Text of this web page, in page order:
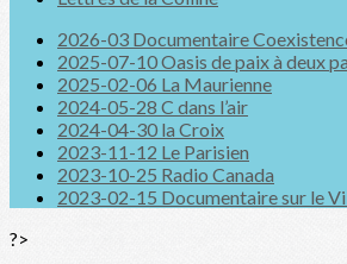
2026-03 Documentaire
2025-07-10 Oasis de paix à deux
2025-02-06 La Maurienne
2024-05-28 C dans l’air
2024-04-30 la Croix
2023-11-12 Le Parisien
2023-10-25 Radio Canada
2023-02-15 Documentaire sur le
?>